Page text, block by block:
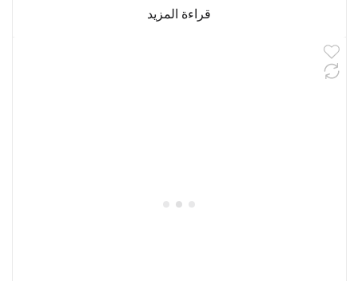
قراءة المزيد